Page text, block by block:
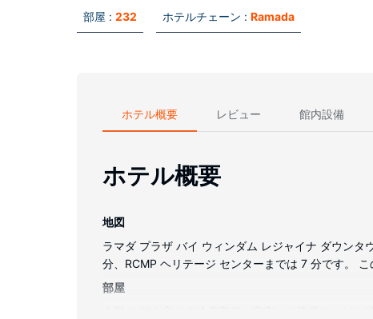
部屋 : 232 ホテルチェーン : Ramada
ホテル概要 レビュー 館内設備
ホテル概要
地図
ラマダ プラザ バイ ウィンダム レジャイナ ダウン
分、RCMP ヘリテージ センターまでは 7 分です。
部屋